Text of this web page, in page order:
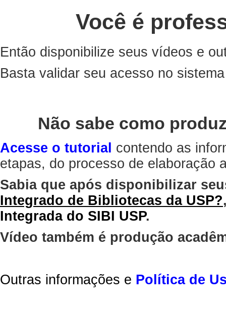
Você é
Então disponibilize seus vídeos e
Basta validar seu acesso no
Não sabe como
Acesse o tutorial contendo as
etapas, do processo de elaboração
Sabia que após disponibilizar
Integrado de Bibliotecas da USP?
Integrada do SIBI USP.
Vídeo também é produção
Outras informações e Política de